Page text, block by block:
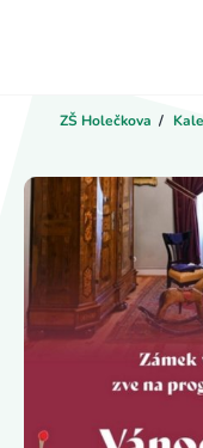
ZŠ Holečkova /